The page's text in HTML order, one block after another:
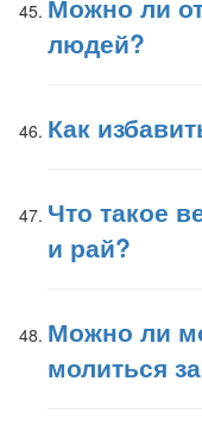
Можно ли
людей?
Как
Что такое
и рай?
Можно ли
молиться